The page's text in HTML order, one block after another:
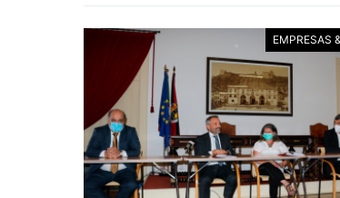
EMPRESAS